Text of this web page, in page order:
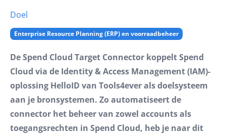
Doel
Enterprise Resource Planning (ERP) en voorraadbeheer
De Spend Cloud Target Connector koppelt Spend
Cloud via de Identity & Access Management (IAM)-
oplossing HelloID van Tools4ever als doelsysteem
aan je bronsystemen. Zo automatiseert de
connector het beheer van zowel accounts als
toegangsrechten in Spend Cloud, heb je naar dit